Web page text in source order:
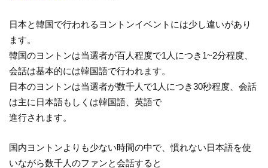
日本と韓国で行われるヨントンイベントには少し違いがあり
ます。
韓国のヨントンは当選者が百人程度で1人につき1~2分程度、
会話は基本的には韓国語で行われます。
日本のヨントンは当選者が数千人で1人につき30秒程度、会話
は主に日本語もしくは韓国語、英語で
進行されます。
国内ヨントンよりも少ない時間の中で、慣れない日本語を使
いながら数千人のファンと会話すると